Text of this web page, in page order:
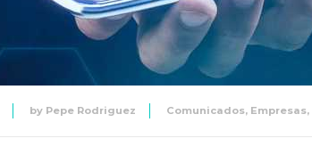
by Pepe Rodriguez Comunicados, Empresas,